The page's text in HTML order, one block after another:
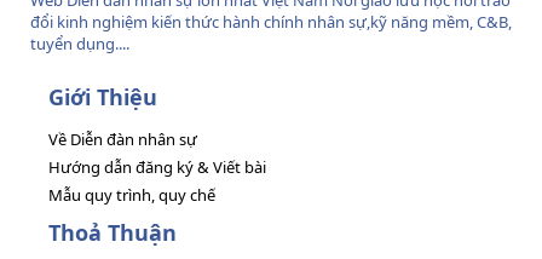
đổi kinh nghiệm kiến thức hành chính nhân sự,kỹ năng mềm, C&B,
tuyển dụng....
Giới Thiệu
Về Diễn đàn nhân sự
Hướng dẫn đăng ký & Viết bài
Mẫu quy trình, quy chế
Thoả Thuận